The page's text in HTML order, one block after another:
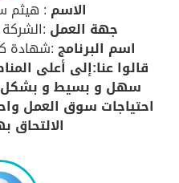
الاسم : هيثم
جهة العمل
اسم البرنامج:شهادة
قالوا عنا:إلى أعلى
سهل و بسيط و بشكل
احتياجات سوق العمل
الالتحاق